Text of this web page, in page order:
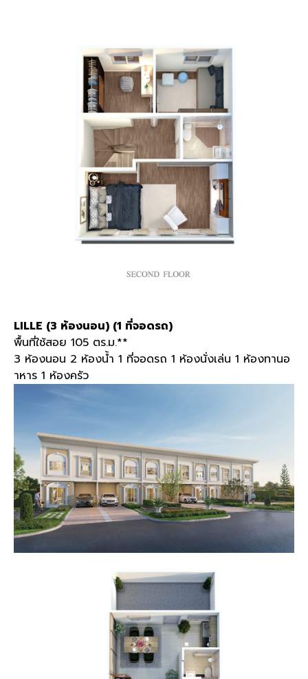
LILLE (3 ห้องนอน) (1 ที่จอดรถ)
พื้นที่ใช้สอย 105 ตร.ม.**
3 ห้องนอน 2 ห้องน้ำ 1 ที่จอดรถ 1 ห้องนั่งเล่น 1 ห้องทานอ
าหาร 1 ห้องครัว